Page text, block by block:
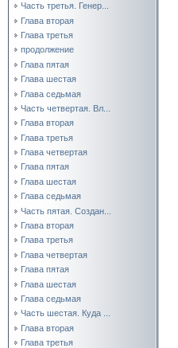
Часть третья. Генер...
Глава вторая
Глава третья
продолжение
Глава пятая
Глава шестая
Глава седьмая
Часть четвертая. Вл...
Глава вторая
Глава третья
Глава четвертая
Глава пятая
Глава шестая
Глава седьмая
Часть пятая. Создан...
Глава вторая
Глава третья
Глава четвертая
Глава пятая
Глава шестая
Глава седьмая
Часть шестая. Куда ...
Глава вторая
Глава третья